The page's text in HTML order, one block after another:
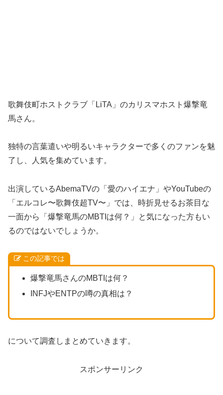
歌舞伎町ホストクラブ「LiTA」のカリスマホスト爆撃竜
馬さん。
独特の言葉遣いや明るいキャラクターで多くのファンを魅
了し、人気を集めています。
出演しているAbemaTVの「愛のハイエナ」やYouTubeの
「エルコレ〜歌舞伎超TV〜」では、時折見せるお茶目な
一面から「爆撃竜馬のMBTIは何？」と気になった方もい
るのではないでしょうか。
この記事では
爆撃竜馬さんのMBTIは何？
INFJやENTPの噂の真相は？
について調査しまとめていきます。
スポンサーリンク